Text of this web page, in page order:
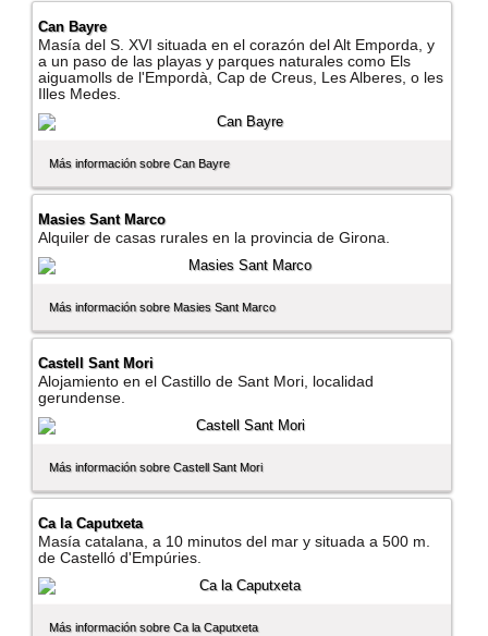
Can Bayre
Masí­a del S. XVI situada en el corazón del Alt Emporda, y
a un paso de las playas y parques naturales como Els
aiguamolls de l'Empordà, Cap de Creus, Les Alberes, o les
Illes Medes.
Más información sobre Can Bayre
Masies Sant Marco
Alquiler de casas rurales en la provincia de Girona.
Más información sobre Masies Sant Marco
Castell Sant Mori
Alojamiento en el Castillo de Sant Mori, localidad
gerundense.
Más información sobre Castell Sant Mori
Ca la Caputxeta
Masí­a catalana, a 10 minutos del mar y situada a 500 m.
de Castelló d'Empúries.
Más información sobre Ca la Caputxeta